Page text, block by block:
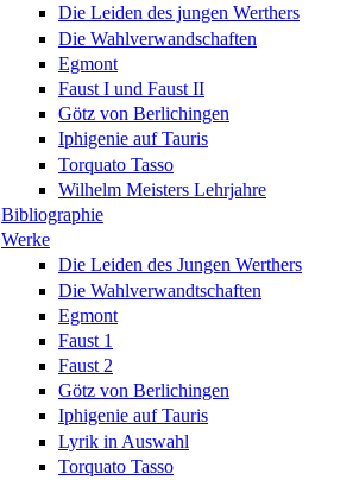
Die Leiden des jungen Werthers
Die Wahlverwandschaften
Egmont
Faust I und Faust II
Götz von Berlichingen
Iphigenie auf Tauris
Torquato Tasso
Wilhelm Meisters Lehrjahre
Bibliographie
Werke
Die Leiden des Jungen Werthers
Die Wahlverwandtschaften
Egmont
Faust 1
Faust 2
Götz von Berlichingen
Iphigenie auf Tauris
Lyrik in Auswahl
Torquato Tasso